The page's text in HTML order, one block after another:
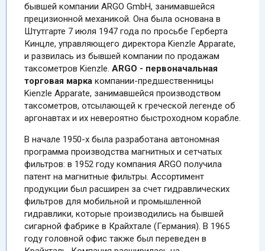
бывшей компании ARGO GmbH, занимавшейся
прецизионной механикой. Она была основана в
Штутгарте 7 июля 1947 года по просьбе Герберта
Кинцле, управляющего директора Kienzle Apparate,
и развилась из бывшей компании по продажам
таксометров Kienzle. ARGO - первоначальная
торговая марка компании-предшественницы
Kienzle Apparate, занимавшейся производством
таксометров, отсылающей к греческой легенде об
аргонавтах и их невероятно быстроходном корабле.
В начале 1950-х была разработана автономная
программа производства магнитных и сетчатых
фильтров: в 1952 году компания ARGO получила
патент на магнитные фильтры. Ассортимент
продукции был расширен за счет гидравлических
фильтров для мобильной и промышленной
гидравлики, которые производились на бывшей
сигарной фабрике в Крайхтале (Германия). В 1965
году головной офис также был переведен в